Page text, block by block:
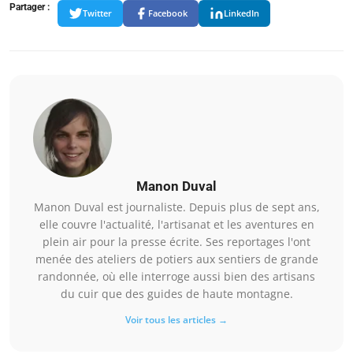
Partager :
Twitter Facebook LinkedIn
Manon Duval
Manon Duval est journaliste. Depuis plus de sept ans,
elle couvre l'actualité, l'artisanat et les aventures en
plein air pour la presse écrite. Ses reportages l'ont
menée des ateliers de potiers aux sentiers de grande
randonnée, où elle interroge aussi bien des artisans
du cuir que des guides de haute montagne.
Voir tous les articles →